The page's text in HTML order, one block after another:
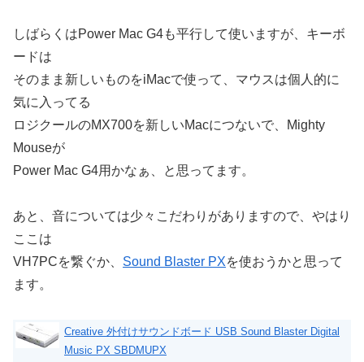
しばらくはPower Mac G4も平行して使いますが、キーボ
ードは
そのまま新しいものをiMacで使って、マウスは個人的に
気に入ってる
ロジクールのMX700を新しいMacにつないで、Mighty
Mouseが
Power Mac G4用かなぁ、と思ってます。
あと、音については少々こだわりがありますので、やはり
ここは
VH7PCを繋ぐか、 Sound Blaster PXを使おうかと思って
ます。
Creative 外付けサウンドボード USB Sound Blaster Digital
Music PX SBDMUPX